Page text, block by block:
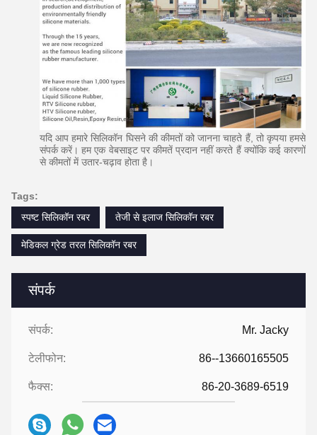
संपर्क
संपर्क: Mr. Jacky
टेलीफोन: 86--13660165505
फैक्स: 86-20-3689-6519
यदि आप हमारे सिलिकॉन घिसने की कीमतों को जानना चाहते हैं, तो कृपया हमसे
संपर्क करें। हम एक वेबसाइट पर कीमतें प्रदान नहीं करते हैं क्योंकि कई कारणों
से कीमतों में उतार-चढ़ाव होता है।
Tags:
स्पष्ट सिलिकॉन रबर
तेजी से इलाज सिलिकॉन रबर
मेडिकल ग्रेड तरल सिलिकॉन रबर